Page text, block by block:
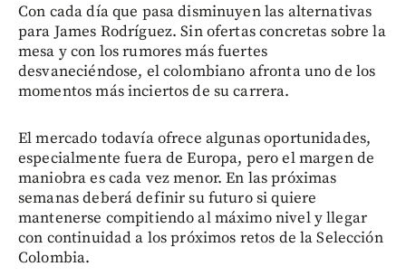
Con cada día que pasa disminuyen las alternativas
para James Rodríguez. Sin ofertas concretas sobre la
mesa y con los rumores más fuertes
desvaneciéndose, el colombiano afronta uno de los
momentos más inciertos de su carrera.
El mercado todavía ofrece algunas oportunidades,
especialmente fuera de Europa, pero el margen de
maniobra es cada vez menor. En las próximas
semanas deberá definir su futuro si quiere
mantenerse compitiendo al máximo nivel y llegar
con continuidad a los próximos retos de la Selección
Colombia.